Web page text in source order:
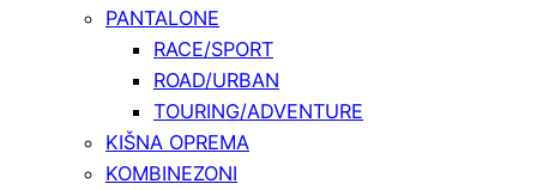
PANTALONE
RACE/SPORT
ROAD/URBAN
TOURING/ADVENTURE
KIŠNA OPREMA
KOMBINEZONI